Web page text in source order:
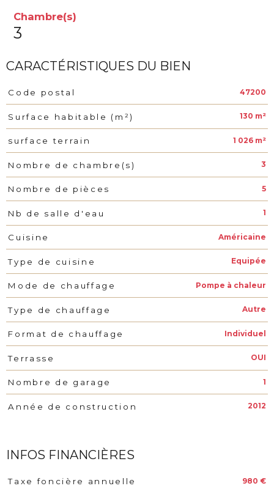
Chambre(s)
3
CARACTÉRISTIQUES DU BIEN
Caractéristiques Valeurs
Code postal 47200
Surface habitable (m²) 130 m²
surface terrain 1 026 m²
Nombre de chambre(s) 3
Nombre de pièces 5
Nb de salle d'eau 1
Cuisine Américaine
Type de cuisine Equipée
Mode de chauffage Pompe à chaleur
Type de chauffage Autre
Format de chauffage Individuel
Terrasse OUI
Nombre de garage 1
Année de construction 2012
INFOS FINANCIÈRES
Caractéristiques Valeurs
Taxe foncière annuelle 980 €